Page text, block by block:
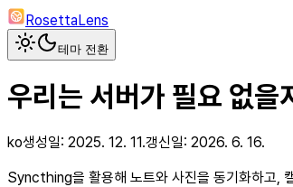
RosettaLens
테마 전환
우리는 서버가 필요 없을
ko생성일: 2025. 12. 11.갱신일: 2026. 6. 16.
Syncthing을 활용해 노트와 사진을 동기화하고,